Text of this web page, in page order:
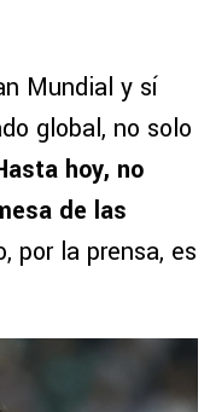
Mundial y sí
global, no solo
hoy, no
de las
por la prensa, es